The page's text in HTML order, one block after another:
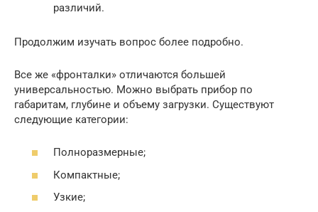
различий.
Продолжим изучать вопрос более подробно.
Все же «фронталки» отличаются большей
универсальностью. Можно выбрать прибор по
габаритам, глубине и объему загрузки. Существуют
следующие категории:
Полноразмерные;
Компактные;
Узкие;